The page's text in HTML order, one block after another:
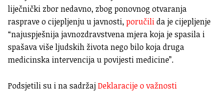
liječnički zbor nedavno, zbog ponovnog otvaranja
rasprave o cijepljenju u javnosti, poručilida je cijepljenje
“najuspješnija javnozdravstvena mjera koja je spasila i
spašava više ljudskih života nego bilo koja druga
medicinska intervencija u povijesti medicine”.
Podsjetili su i na sadržajDeklaracije o važnosti